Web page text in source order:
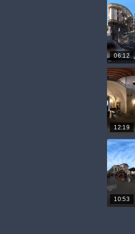
06:12
12:19
10:53